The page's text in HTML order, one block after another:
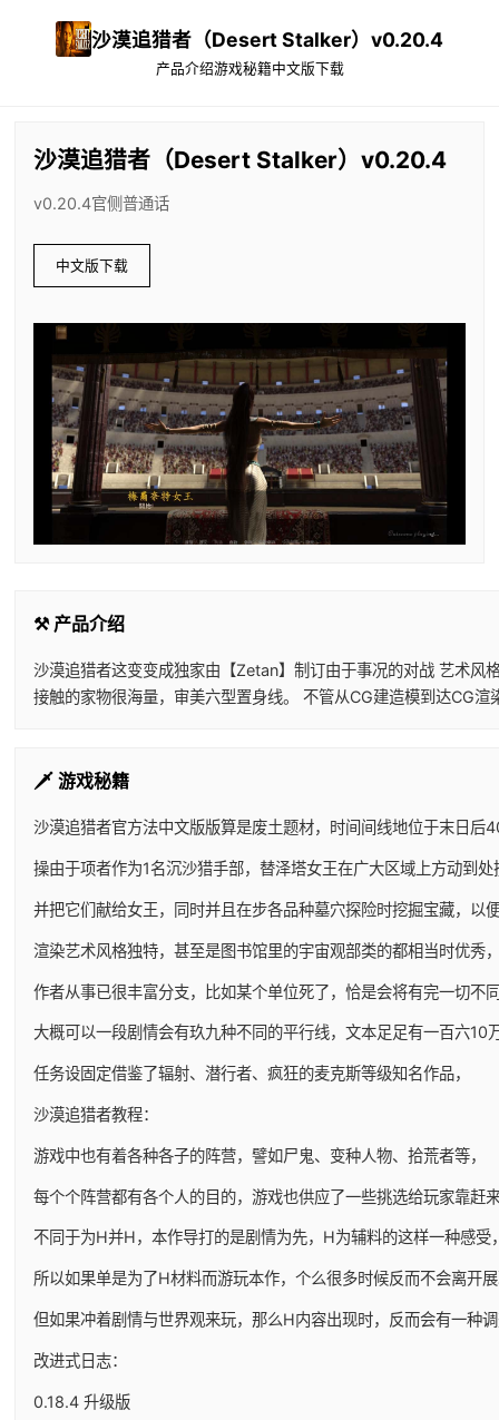
沙漠追猎者（Desert Stalker）v0.20.4
产品介绍游戏秘籍中文版下载
沙漠追猎者（Desert Stalker）v0.20.4
v0.20.4官侧普通话
中文版下载
⚒️ 产品介绍
沙漠追猎者这变变成独家由【Zetan】制订由于事况的对战 艺术风
接触的家物很海量，审美六型置身线。 不管从CG建造模到达CG
🗡️ 游戏秘籍
沙漠追猎者官方法中文版版算是废土题材，时间间线地位于末日后
操由于项者作为1名沉沙猎手部，替泽塔女王在广大区域上方动到处
并把它们献给女王，同时并且在步各品种墓穴探险时挖掘宝藏，以
渲染艺术风格独特，甚至是图书馆里的宇宙观部类的都相当时优秀
作者从事已很丰富分支，比如某个单位死了，恰是会将有完一切不
大概可以一段剧情会有玖九种不同的平行线，文本足足有一百六10
任务设固定借鉴了辐射、潜行者、疯狂的麦克斯等级知名作品，
沙漠追猎者教程：
游戏中也有着各种各子的阵营，譬如尸鬼、变种人物、拾荒者等，
每个个阵营都有各个人的目的，游戏也供应了一些挑选给玩家靠赶
不同于为H并H，本作导打的是剧情为先，H为辅料的这样一种感受
所以如果单是为了H材料而游玩本作，个么很多时候反而不会离开
但如果冲着剧情与世界观来玩，那么H内容出现时，反而会有一种
改进式日志：
0.18.4 升级版